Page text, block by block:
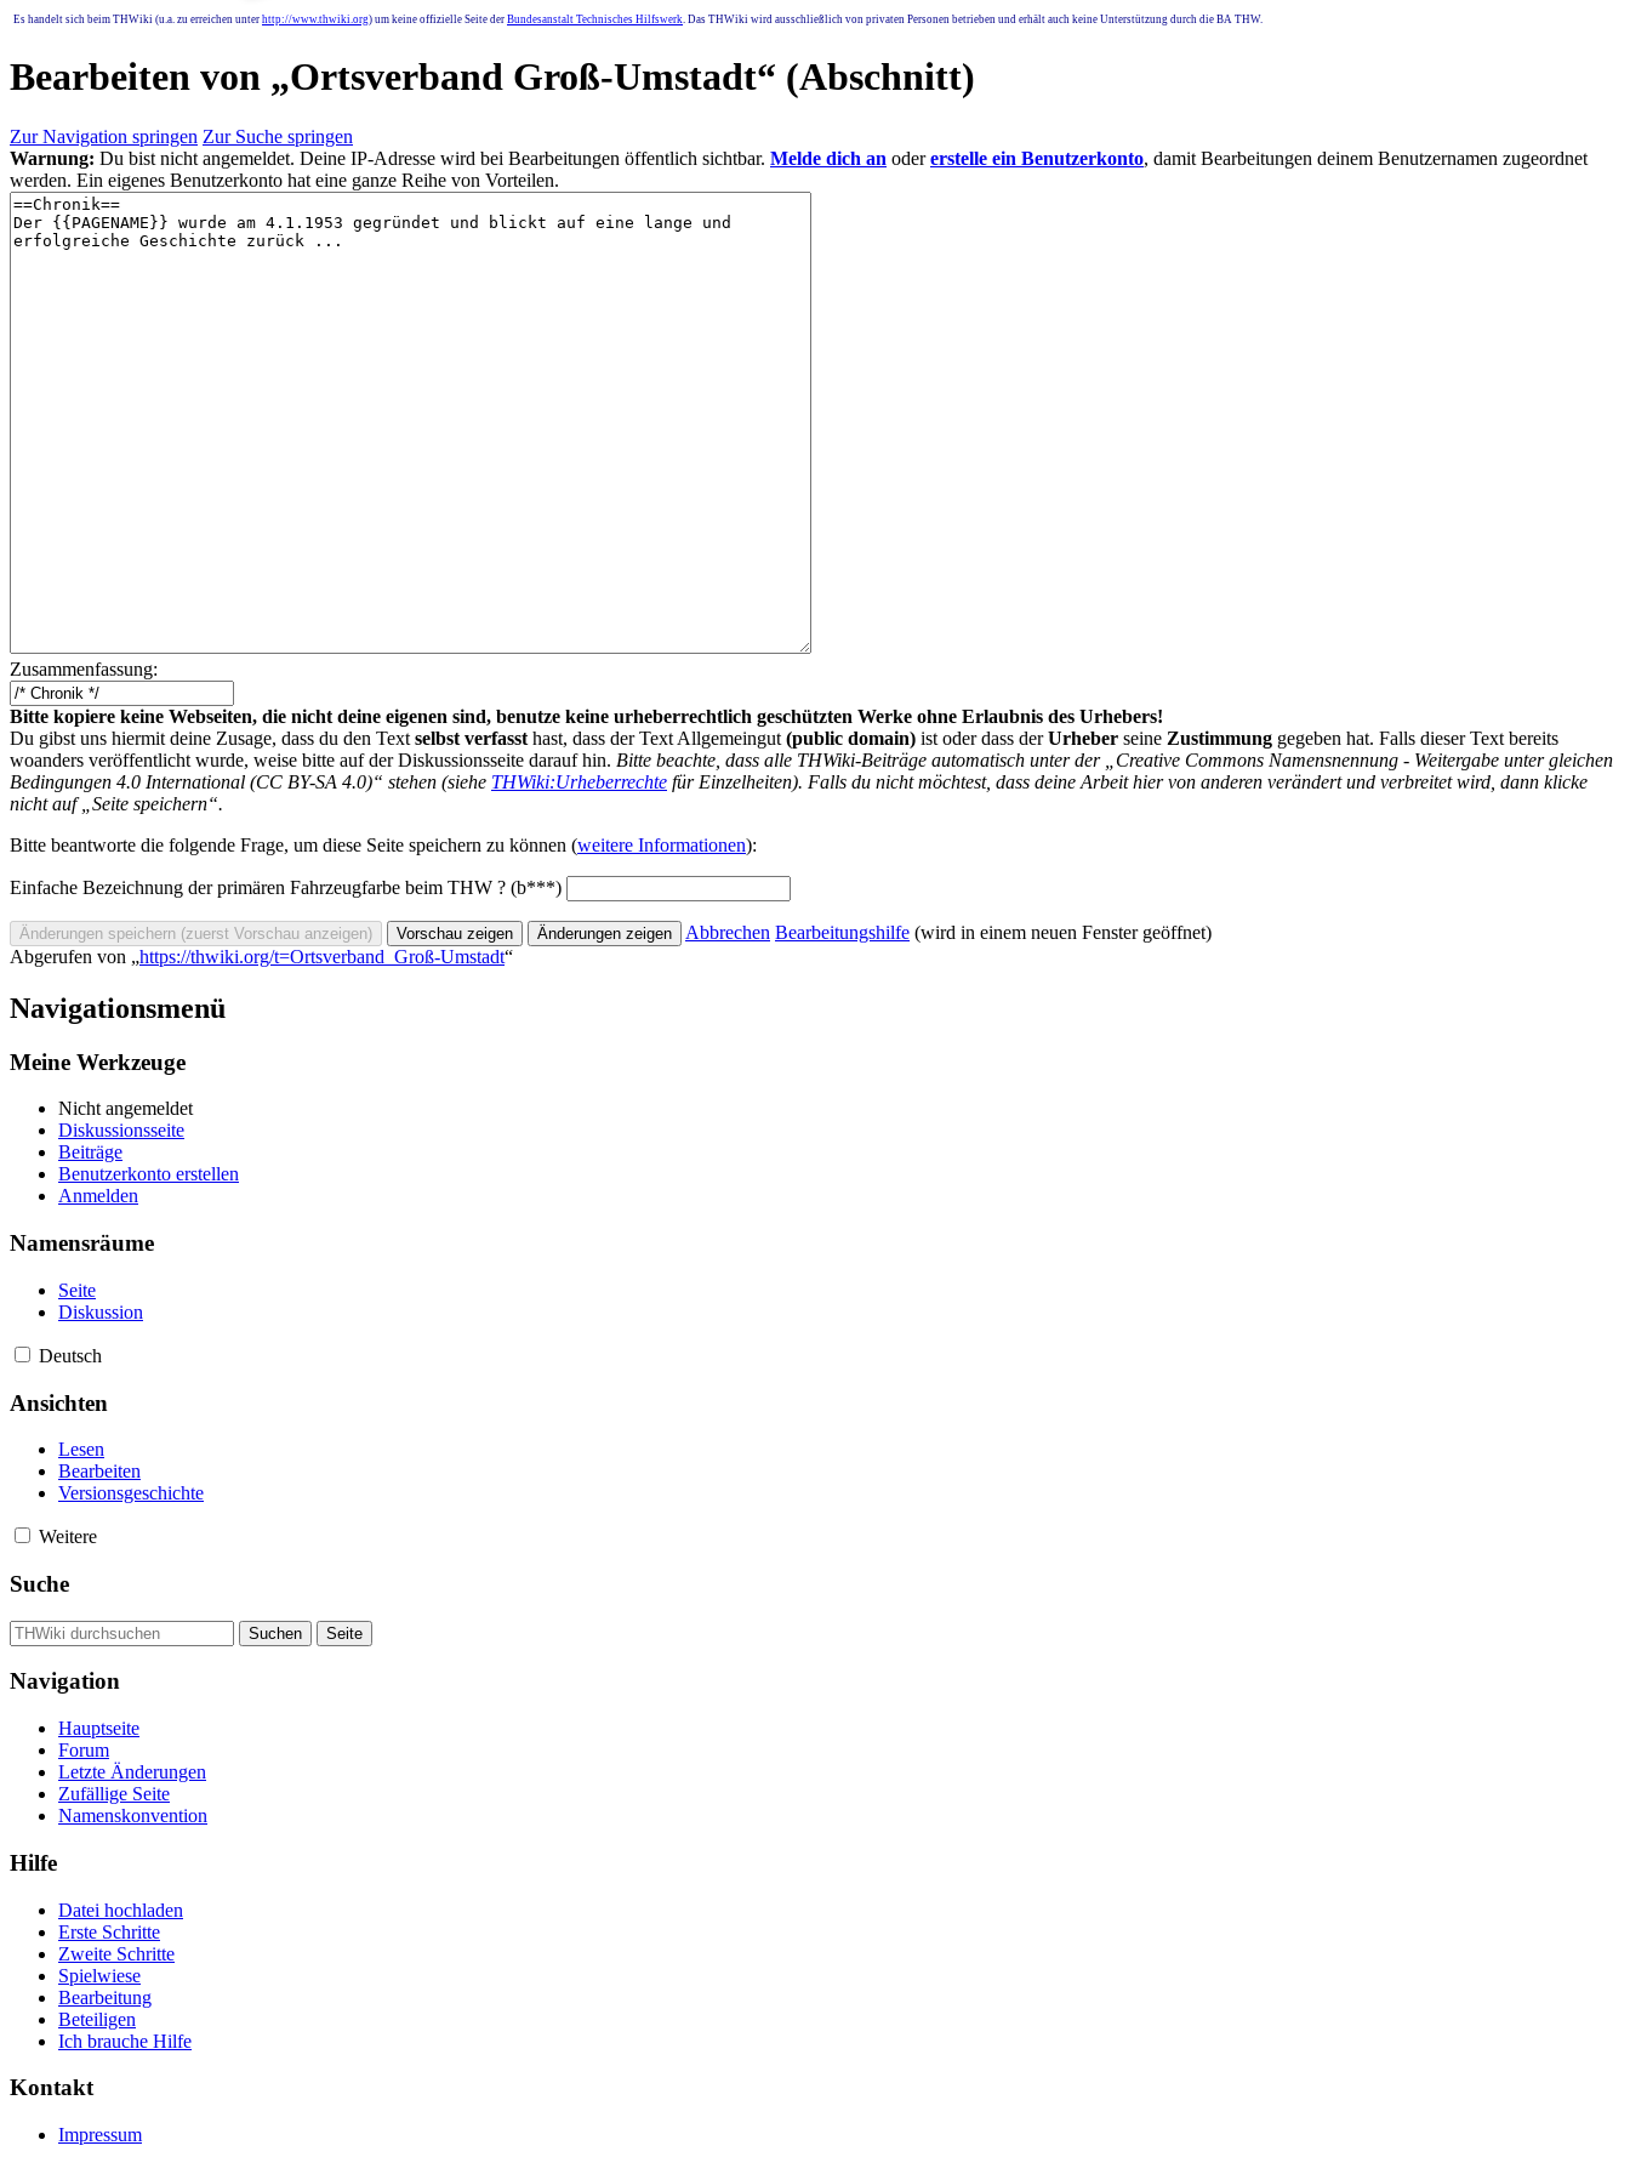
Es handelt sich beim THWiki (u.a. zu erreichen unter http://www.thwiki.org) um keine offizielle Seite der Bundesanstalt Technisches Hilfswerk. Das THWiki wird ausschließlich von privaten Personen betrieben und erhält auch keine Unterstützung durch die BA THW.
Bearbeiten von „Ortsverband Groß-Umstadt“ (Abschnitt)
Zur Navigation springen Zur Suche springen
Warnung: Du bist nicht angemeldet. Deine IP-Adresse wird bei Bearbeitungen öffentlich sichtbar. Melde dich an odererstelle ein Benutzerkonto, damit Bearbeitungen deinem Benutzernamen zugeordnet
werden. Ein eigenes Benutzerkonto hat eine ganze Reihe von Vorteilen.
Zusammenfassung:
Bitte kopiere keine Webseiten, die nicht deine eigenen sind, benutze keine urheberrechtlich geschützten Werke ohne Erlaubnis des Urhebers!
Du gibst uns hiermit deine Zusage, dass du den Text selbst verfasst hast, dass der Text Allgemeingut (public domain) ist oder dass derUrheber seine Zustimmung gegeben hat. Falls dieser Text bereits
woanders veröffentlicht wurde, weise bitte auf der Diskussionsseite darauf hin. Bitte beachte, dass alle THWiki-Beiträge automatisch unter der „Creative Commons Namensnennung - Weitergabe unter gleichen
Bedingungen 4.0 International (CC BY-SA 4.0)“ stehen (siehe THWiki:Urheberrechte für Einzelheiten). Falls du nicht möchtest, dass deine Arbeit hier von anderen verändert und verbreitet wird, dann klicke
nicht auf „Seite speichern“.
Bitte beantworte die folgende Frage, um diese Seite speichern zu können (weitere Informationen):
Einfache Bezeichnung der primären Fahrzeugfarbe beim THW ? (b***)
Abbrechen Bearbeitungshilfe (wird in einem neuen Fenster geöffnet)
Abgerufen von „https://thwiki.org/t=Ortsverband_Groß-Umstadt“
Navigationsmenü
Meine Werkzeuge
Nicht angemeldet
Diskussionsseite
Beiträge
Benutzerkonto erstellen
Anmelden
Namensräume
Seite
Diskussion
Deutsch
Ansichten
Lesen
Bearbeiten
Versionsgeschichte
Weitere
Suche
Navigation
Hauptseite
Forum
Letzte Änderungen
Zufällige Seite
Namenskonvention
Hilfe
Datei hochladen
Erste Schritte
Zweite Schritte
Spielwiese
Bearbeitung
Beteiligen
Ich brauche Hilfe
Kontakt
Impressum